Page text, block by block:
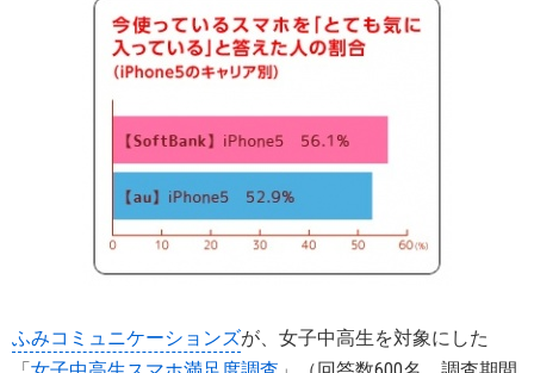
ふみコミュニケーションズが、女子中高生を対象にした